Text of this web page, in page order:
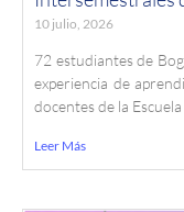
10 julio, 2026
72 estudiantes de
experiencia de
docentes de la
Leer Más